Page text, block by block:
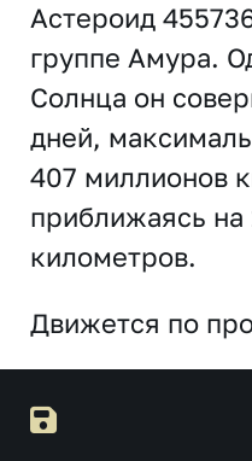
Астероид
группе Амура.
Солнца он
дней,
407 миллионов
приближаясь
километров.
Движется по